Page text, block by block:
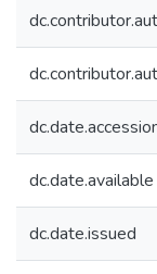
dc.date.available
dc.date.issued